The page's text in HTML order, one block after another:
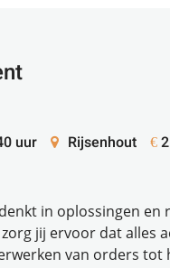
uur Rijsenhout €
in oplossingen en
jij ervoor dat alles
van orders tot